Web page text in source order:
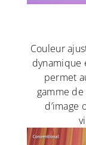
Couleur
dynamique
permet
gamme
d’image